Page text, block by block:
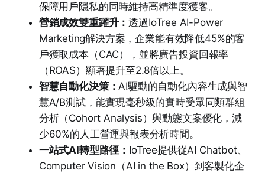
保障用戶隱私的同時維持高精準度獲客。
營銷成效雙重躍升：透過IoTree AI-Power
Marketing解決方案，企業能有效降低45%的客
戶獲取成本（CAC），並將廣告投資回報率
（ROAS）顯著提升至2.8倍以上。
智慧自動化決策：AI驅動的自動化內容生成與智
慧A/B測試，能實現毫秒級的實時受眾同類群組
分析（Cohort Analysis）與動態文案優化，減
少60%的人工營運與報表分析時間。
一站式AI轉型路徑： IoTree提供從AI Chatbot、
Computer Vision（AI in the Box）到客製化企